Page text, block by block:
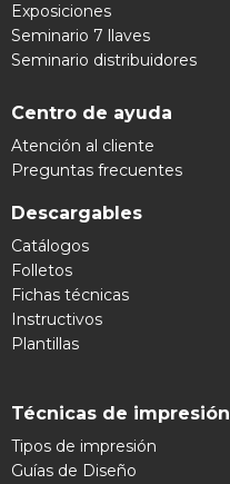
Exposiciones
Seminario 7 llaves
Seminario distribuidores
Centro de ayuda
Atención al cliente
Preguntas frecuentes
Descargables
Catálogos
Folletos
Fichas técnicas
Instructivos
Plantillas
Técnicas de impresión
Tipos de impresión
Guías de Diseño